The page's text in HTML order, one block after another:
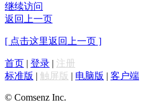
继续访问
返回上一页
[ 点击这里返回上一页 ]
首页 | 登录 | 注册
标准版 | 触屏版 | 电脑版 | 客户端
© Comsenz Inc.